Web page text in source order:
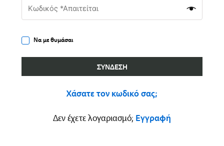
Να με θυμάσαι
ΣΎΝΔΕΣΗ
Χάσατε τον κωδικό σας;
Δεν έχετε λογαριασμό; Εγγραφή